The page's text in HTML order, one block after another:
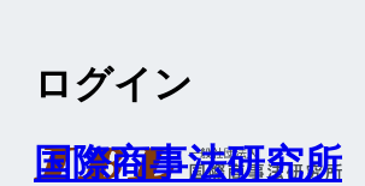
ログイン
国際商事法研究所